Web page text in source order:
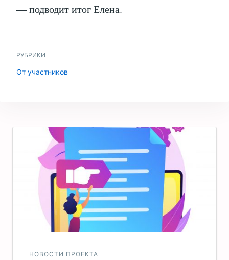
— подводит итог Елена.
РУБРИКИ
От участников
НОВОСТИ ПРОЕКТА